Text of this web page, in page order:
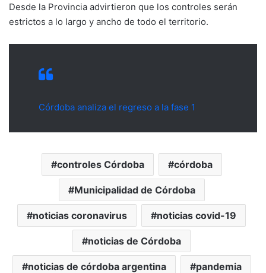
Desde la Provincia advirtieron que los controles serán
estrictos a lo largo y ancho de todo el territorio.
Córdoba analiza el regreso a la fase 1
controles Córdoba córdoba
Municipalidad de Córdoba
noticias coronavirus noticias covid-19
noticias de Córdoba
noticias de córdoba argentina pandemia